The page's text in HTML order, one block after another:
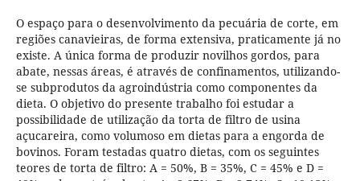
O espaço para o desenvolvimento da pecuária de corte, em
regiões canavieiras, de forma extensiva, praticamente já no
existe. A única forma de produzir novilhos gordos, para
abate, nessas áreas, é através de confinamentos, utilizando-
se subprodutos da agroindústria como componentes da
dieta. O objetivo do presente trabalho foi estudar a
possibilidade de utilização da torta de filtro de usina
açucareira, como volumoso em dietas para a engorda de
bovinos. Foram testadas quatro dietas, com os seguintes
teores de torta de filtro: A = 50%, B = 35%, C = 45% e D =